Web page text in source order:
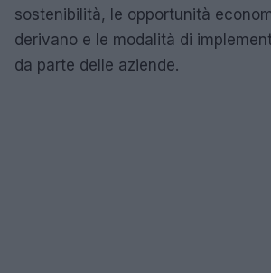
sostenibilità, le opportunità
derivano e le modalità di
da parte delle aziende.